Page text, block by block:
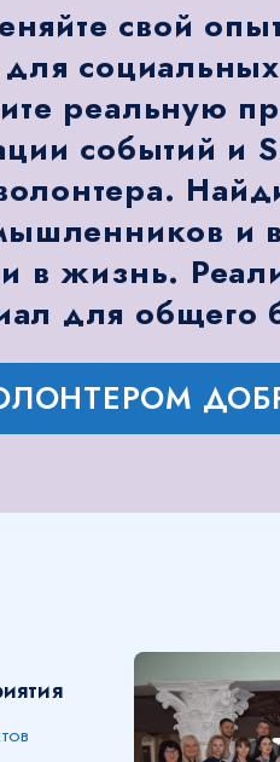
свой
реальную
событий и
и
в жизнь.
для общего